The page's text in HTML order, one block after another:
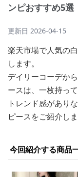
ンピおすすめ5選
更新日 2026-04-15
楽天市場で人気の
します。
デイリーコーデか
ースは、一枚持っ
トレンド感があり
ピースをご紹介しま
今回紹介する商品